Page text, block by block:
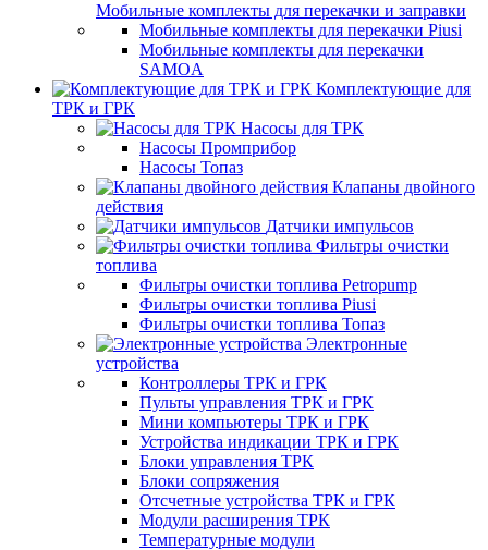
Мобильные комплекты для перекачки и заправки
Мобильные комплекты для перекачки Piusi
Мобильные комплекты для перекачки
SAMOA
Комплектующие для
ТРК и ГРК
Насосы для ТРК
Насосы Промприбор
Насосы Топаз
Клапаны двойного
действия
Датчики импульсов
Фильтры очистки
топлива
Фильтры очистки топлива Petropump
Фильтры очистки топлива Piusi
Фильтры очистки топлива Топаз
Электронные
устройства
Контроллеры ТРК и ГРК
Пульты управления ТРК и ГРК
Мини компьютеры ТРК и ГРК
Устройства индикации ТРК и ГРК
Блоки управления ТРК
Блоки сопряжения
Отсчетные устройства ТРК и ГРК
Модули расширения ТРК
Температурные модули